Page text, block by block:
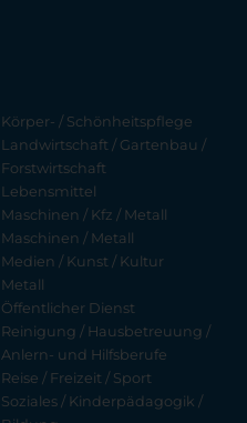
Körper- / Schönheitspflege
Landwirtschaft / Gartenbau /
Forstwirtschaft
Lebensmittel
Maschinen / Kfz / Metall
Maschinen / Metall
Medien / Kunst / Kultur
Metall
Öffentlicher Dienst
Reinigung / Hausbetreuung /
Anlern- und Hilfsberufe
Reise / Freizeit / Sport
Soziales / Kinderpädagogik /